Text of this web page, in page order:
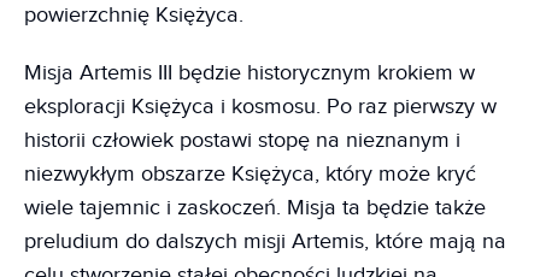
powierzchnię Księżyca.
Misja Artemis III będzie historycznym krokiem w
eksploracji Księżyca i kosmosu. Po raz pierwszy w
historii człowiek postawi stopę na nieznanym i
niezwykłym obszarze Księżyca, który może kryć
wiele tajemnic i zaskoczeń. Misja ta będzie także
preludium do dalszych misji Artemis, które mają na